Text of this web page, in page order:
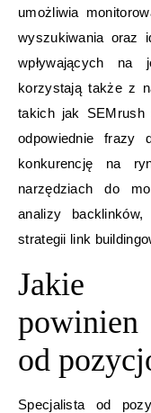
umożliwia
wyszukiwania oraz
wpływających na
korzystają także z
takich jak SEMrush
odpowiednie frazy
konkurencję na
narzędziach do
analizy
strategii link
Jakie
od
Specjalista od